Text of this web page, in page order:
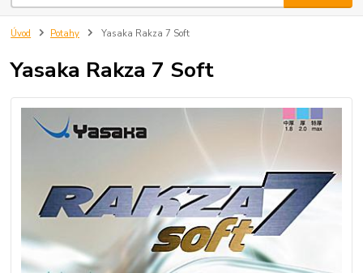
Úvod Potahy Yasaka Rakza 7 Soft
Yasaka Rakza 7 Soft